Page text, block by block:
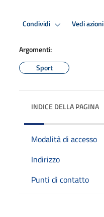
Condividi Vedi azioni
Argomenti:
Sport
INDICE DELLA PAGINA
Modalità di accesso
Indirizzo
Punti di contatto